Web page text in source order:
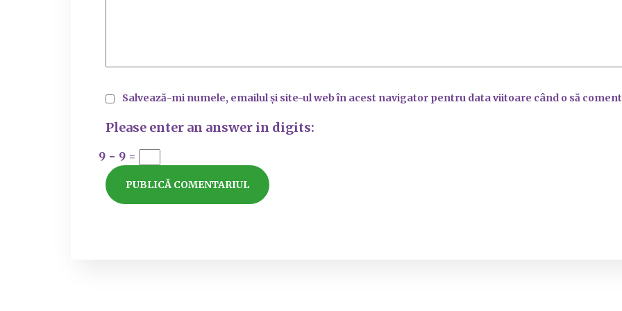
Salvează-mi numele, emailul și site-ul web în acest navigator pentru data viitoare când o să
Please enter an answer in digits:
9 − 9 =